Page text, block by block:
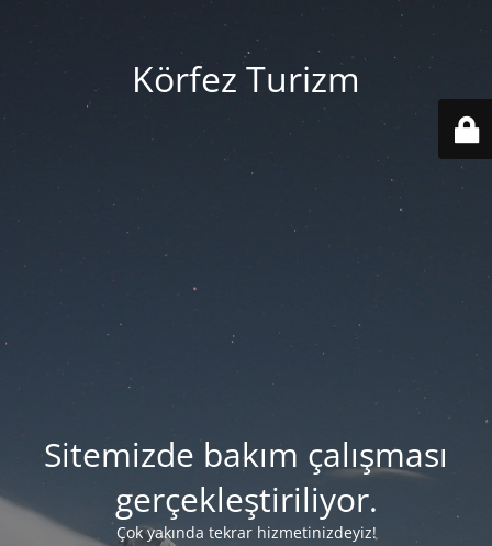
Körfez Turizm
Sitemizde bakım çalışması
gerçekleştiriliyor.
Çok yakında tekrar hizmetinizdeyiz!